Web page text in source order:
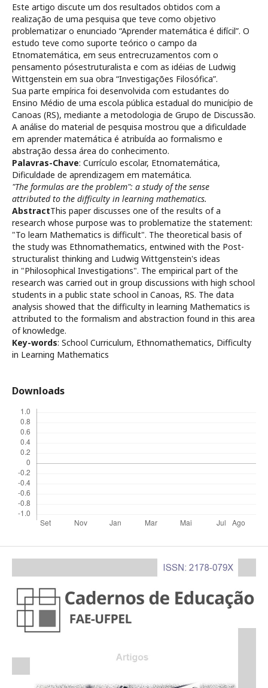
Este artigo discute um dos resultados obtidos com a
realização de uma pesquisa que teve como objetivo
problematizar o enunciado “Aprender matemática é difícil”. O
estudo teve como suporte teórico o campo da
Etnomatemática, em seus entrecruzamentos com o
pensamento pósestruturalista e com as idéias de Ludwig
Wittgenstein em sua obra “Investigações Filosófica”.
Sua parte empírica foi desenvolvida com estudantes do
Ensino Médio de uma escola pública estadual do município de
Canoas (RS), mediante a metodologia de Grupo de Discussão.
A análise do material de pesquisa mostrou que a dificuldade
em aprender matemática é atribuída ao formalismo e
abstração dessa área do conhecimento.
Palavras-Chave: Currículo escolar, Etnomatemática,
Dificuldade de aprendizagem em matemática.
"The formulas are the problem": a study of the sense
attributed to the difficulty in learning mathematics.
AbstractThis paper discusses one of the results of a
research whose purpose was to problematize the statement:
"To learn Mathematics is difficult". The theoretical basis of
the study was Ethnomathematics, entwined with the Post-
structuralist thinking and Ludwig Wittgenstein's ideas
in "Philosophical Investigations". The empirical part of the
research was carried out in group discussions with high school
students in a public state school in Canoas, RS. The data
analysis showed that the difficulty in learning Mathematics is
attributed to the formalism and abstraction found in this area
of knowledge.
Key-words: School Curriculum, Ethnomathematics, Difficulty
in Learning Mathematics
Downloads